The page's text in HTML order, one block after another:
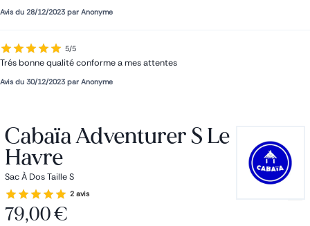
Avis du 28/12/2023 par Anonyme
5/5
Trés bonne qualité conforme a mes attentes
Avis du 30/12/2023 par Anonyme
Cabaïa Adventurer S Le
Havre
Sac À Dos Taille S
2 avis
79,00 €